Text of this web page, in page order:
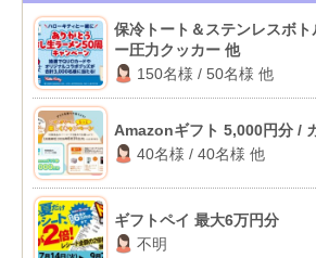
保冷トート＆ステンレスボト
ー圧力クッカー 他
150名様 / 50名様 他
Amazonギフト 5,000円分 /
40名様 / 40名様 他
ギフトペイ 最大6万円分
不明